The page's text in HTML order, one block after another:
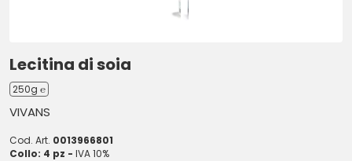
Lecitina di soia
250g ℮
VIVANS
Cod. Art. 0013966801
Collo: 4 pz - IVA 10%